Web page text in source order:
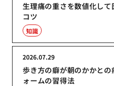
生理痛の重さを数値化し
コツ
知識
歩き方の癖が朝のかかと
ォームの習得法
2026.07.29